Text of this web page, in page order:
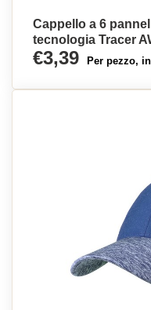
Cappello a 6
tecnologia Tracer
€3,39 Per pezzo,